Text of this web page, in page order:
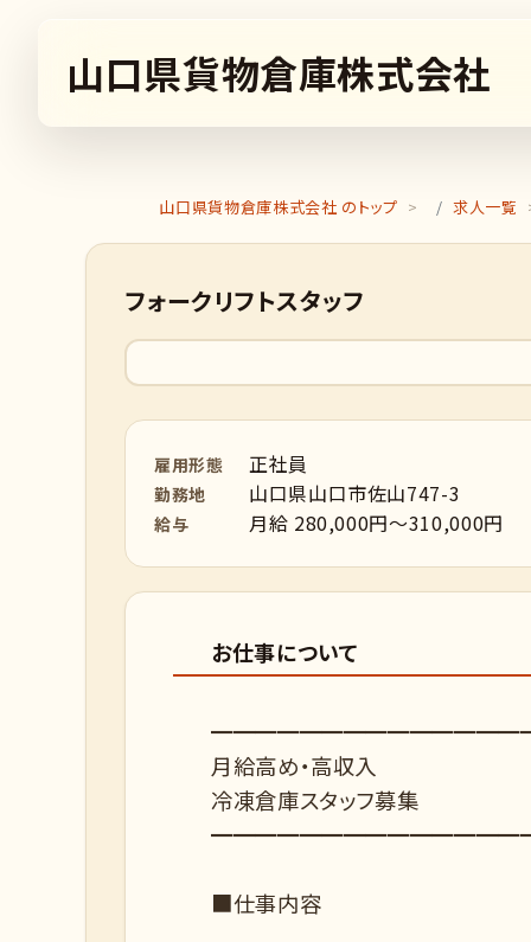
山口県貨物倉庫株式会社
山口県貨物倉庫株式会社 のトップ 求人一覧
フォークリフトスタッフ
雇用形態 正社員
勤務地 山口県山口市佐山747-3
給与 月給 280,000円～310,000円
お仕事について
月給高め・高収入
冷凍倉庫スタッフ募集
■仕事内容